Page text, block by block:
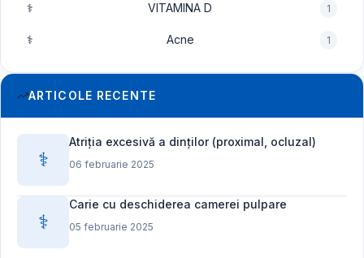
⚕️ VITAMINA D 1
⚕️ Acne 1
ARTICOLE RECENTE
⚕️
Atriția excesivă a dinților (proximal, ocluzal)
06 februarie 2025
⚕️
Carie cu deschiderea camerei pulpare
05 februarie 2025